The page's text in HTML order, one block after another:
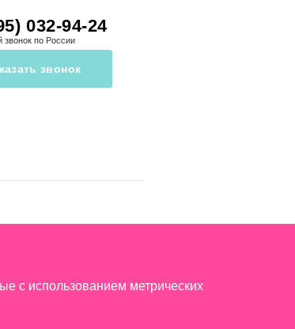
032-94-24
звонок по России
звонок
с использованием метрических